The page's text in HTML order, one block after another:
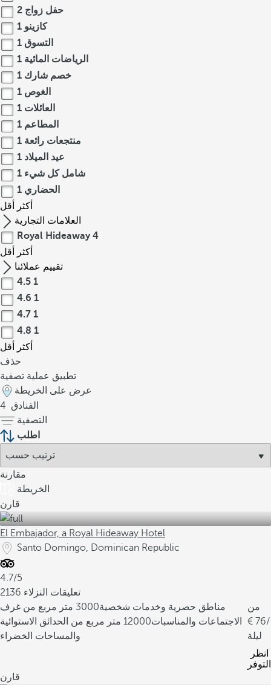
حفل زواج 2
كازينو 1
التسوق 1
الرياضات المائية 1
خصم شارك 1
الغوص 1
العائلات 1
المطاعم 1
منتجعات رائعة 1
عيد الميلاد 1
شامل كل شيء 1
الحضاري 1
أكثر
أقل
العلامات التجارية
Royal Hideaway 4
أكثر
أقل
تقييم عملائنا
4.5 1
4.6 1
4.7 1
4.8 1
أكثر
أقل
حذف
تطبيق عملية تصفية
عرض على الخريطة
4 الفنادق
التصفية
اطلب
مقارنة
الخريطة
قارن
El Embajador, a Royal Hideaway Hotel
Santo Domingo, Dominican Republic
4.7/5
2136 تعليقات النزلاء
مناطق حصرية وخدمات شخصية
3000 متر مربع من غرف
الاجتماعات والمناسبات
12000 متر مربع من الحدائق الاستوائية
والمساحات الخضراء
من
76/
ليلة
انظر
التوفر
قارن